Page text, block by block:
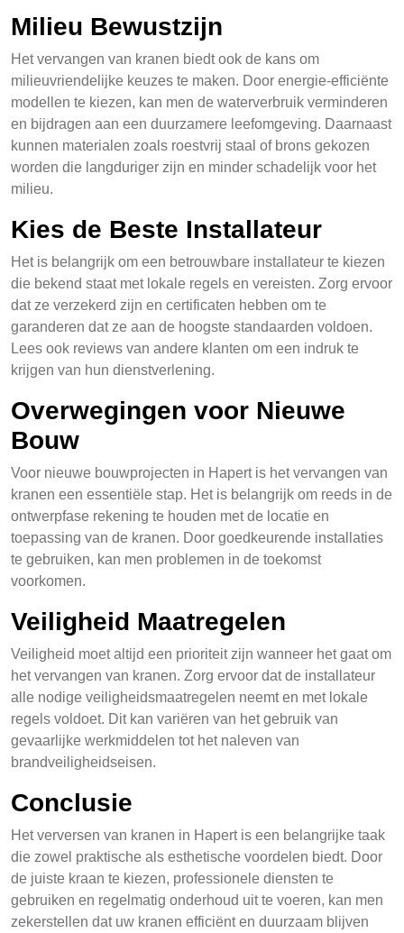
Milieu Bewustzijn
Het vervangen van kranen biedt ook de kans om
milieuvriendelijke keuzes te maken. Door energie-efficiënte
modellen te kiezen, kan men de waterverbruik verminderen
en bijdragen aan een duurzamere leefomgeving. Daarnaast
kunnen materialen zoals roestvrij staal of brons gekozen
worden die langduriger zijn en minder schadelijk voor het
milieu.
Kies de Beste Installateur
Het is belangrijk om een betrouwbare installateur te kiezen
die bekend staat met lokale regels en vereisten. Zorg ervoor
dat ze verzekerd zijn en certificaten hebben om te
garanderen dat ze aan de hoogste standaarden voldoen.
Lees ook reviews van andere klanten om een indruk te
krijgen van hun dienstverlening.
Overwegingen voor Nieuwe
Bouw
Voor nieuwe bouwprojecten in Hapert is het vervangen van
kranen een essentiële stap. Het is belangrijk om reeds in de
ontwerpfase rekening te houden met de locatie en
toepassing van de kranen. Door goedkeurende installaties
te gebruiken, kan men problemen in de toekomst
voorkomen.
Veiligheid Maatregelen
Veiligheid moet altijd een prioriteit zijn wanneer het gaat om
het vervangen van kranen. Zorg ervoor dat de installateur
alle nodige veiligheidsmaatregelen neemt en met lokale
regels voldoet. Dit kan variëren van het gebruik van
gevaarlijke werkmiddelen tot het naleven van
brandveiligheidseisen.
Conclusie
Het verversen van kranen in Hapert is een belangrijke taak
die zowel praktische als esthetische voordelen biedt. Door
de juiste kraan te kiezen, professionele diensten te
gebruiken en regelmatig onderhoud uit te voeren, kan men
zekerstellen dat uw kranen efficiënt en duurzaam blijven